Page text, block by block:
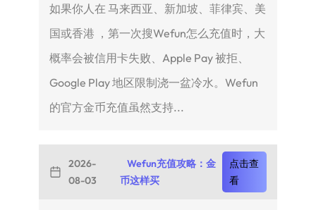
如果你人在 马来西亚、新加坡、菲律宾、美
国或香港 ，第一次搜Wefun怎么充值时，大
概率会被信用卡失败、Apple Pay 被拒、
Google Play 地区限制浇一盆冷水。Wefun
的官方金币充值虽然支持...
2026-
08-03
Wefun充值攻略：金
币这样买
点击查
看